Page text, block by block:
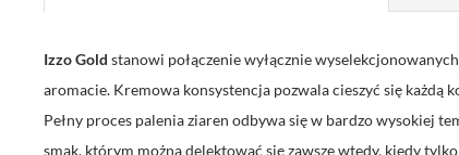
Izzo Gold stanowi połączenie wyłącznie
aromacie. Kremowa konsystencja pozwala cieszyć się każdą
Pełny proces palenia ziaren odbywa się w bardzo wysokiej
smak, którym można delektować się zawsze wtedy, kiedy